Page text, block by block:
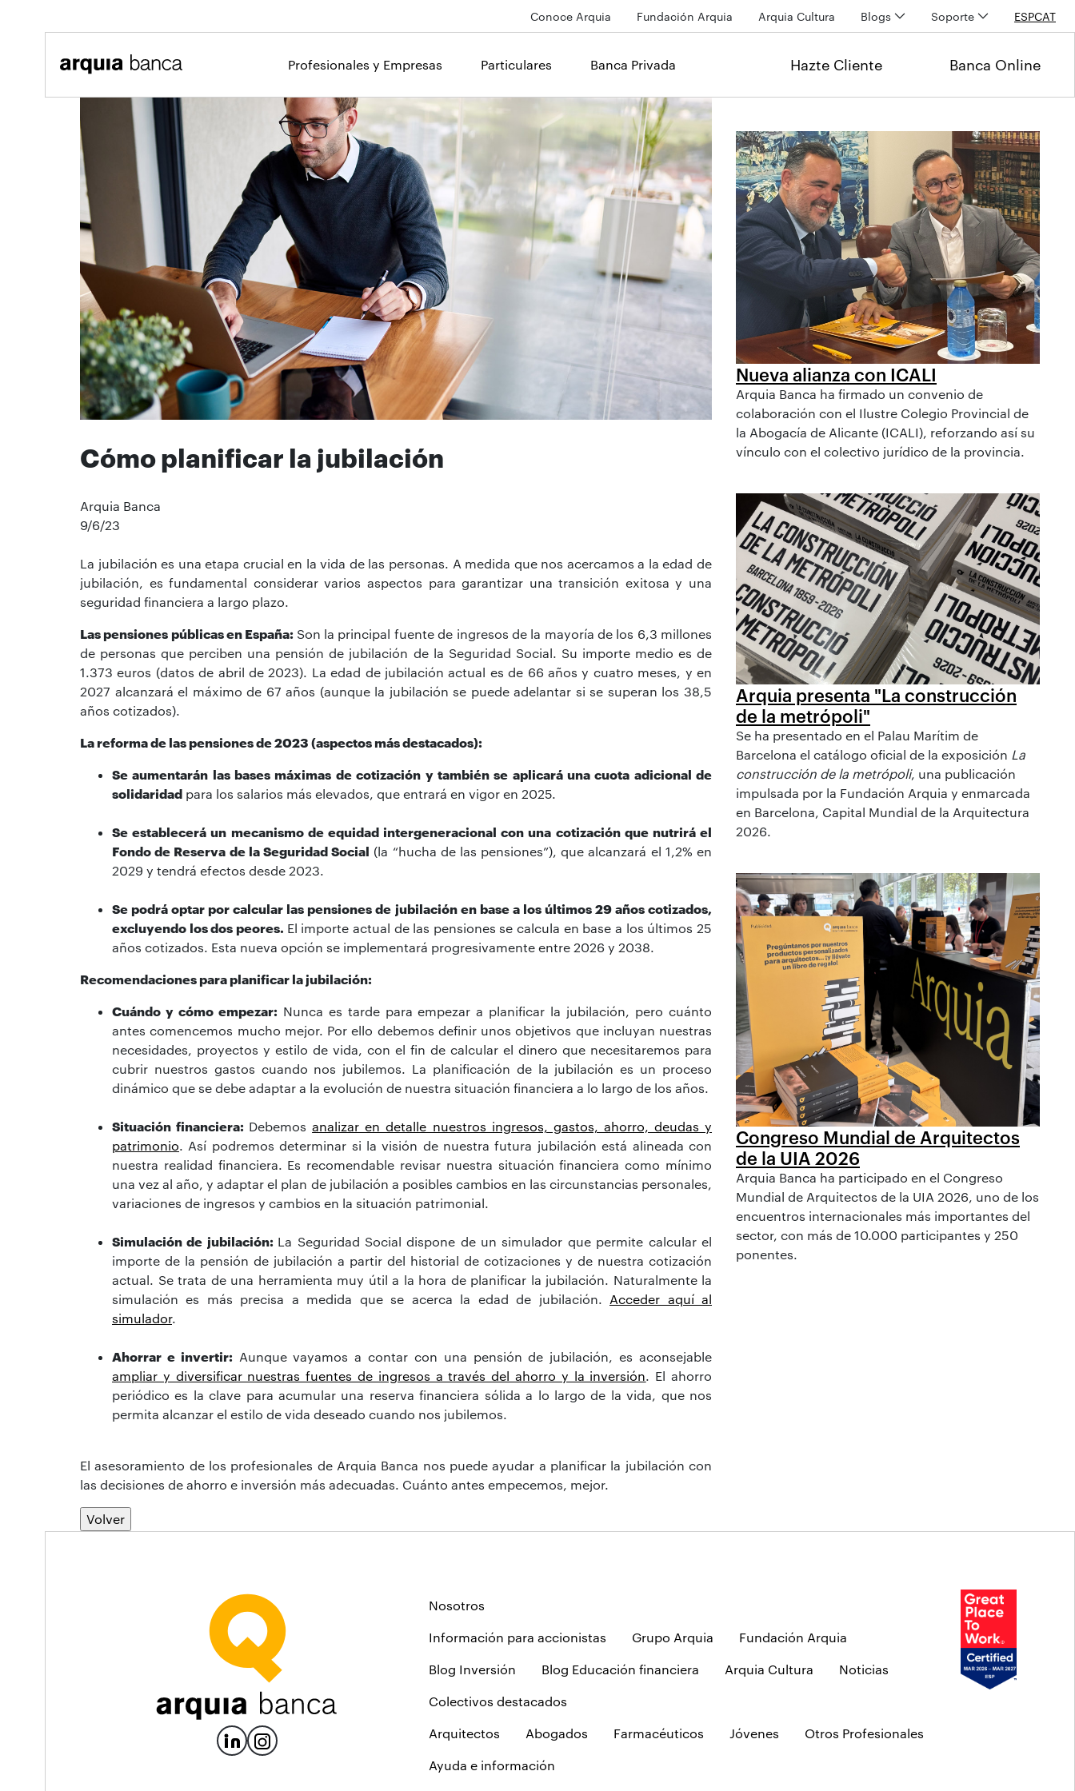
Conoce Arquia Fundación Arquia Arquia Cultura Blogs Soporte ESPCAT
Profesionales y Empresas Particulares Banca Privada Hazte Cliente Banca Online
Cómo planificar la jubilación
Arquia Banca
9/6/23
La jubilación es una etapa crucial en la vida de las personas. A medida que nos acercamos a la edad de
jubilación, es fundamental considerar varios aspectos para garantizar una transición exitosa y una
seguridad financiera a largo plazo.
Las pensiones públicas en España: Son la principal fuente de ingresos de la mayoría de los 6,3 millones
de personas que perciben una pensión de jubilación de la Seguridad Social. Su importe medio es de
1.373 euros (datos de abril de 2023). La edad de jubilación actual es de 66 años y cuatro meses, y en
2027 alcanzará el máximo de 67 años (aunque la jubilación se puede adelantar si se superan los 38,5
años cotizados).
La reforma de las pensiones de 2023 (aspectos más destacados):
Se aumentarán las bases máximas de cotización y también se aplicará una cuota adicional de
solidaridad para los salarios más elevados, que entrará en vigor en 2025.
Se establecerá un mecanismo de equidad intergeneracional con una cotización que nutrirá el
Fondo de Reserva de la Seguridad Social (la “hucha de las pensiones”), que alcanzará el 1,2% en
2029 y tendrá efectos desde 2023.
Se podrá optar por calcular las pensiones de jubilación en base a los últimos 29 años cotizados,
excluyendo los dos peores. El importe actual de las pensiones se calcula en base a los últimos 25
años cotizados. Esta nueva opción se implementará progresivamente entre 2026 y 2038.
Recomendaciones para planificar la jubilación:
Cuándo y cómo empezar: Nunca es tarde para empezar a planificar la jubilación, pero cuánto
antes comencemos mucho mejor. Por ello debemos definir unos objetivos que incluyan nuestras
necesidades, proyectos y estilo de vida, con el fin de calcular el dinero que necesitaremos para
cubrir nuestros gastos cuando nos jubilemos. La planificación de la jubilación es un proceso
dinámico que se debe adaptar a la evolución de nuestra situación financiera a lo largo de los años.
Situación financiera: Debemosanalizar en detalle nuestros ingresos, gastos, ahorro, deudas y
patrimonio. Así podremos determinar si la visión de nuestra futura jubilación está alineada con
nuestra realidad financiera. Es recomendable revisar nuestra situación financiera como mínimo
una vez al año, y adaptar el plan de jubilación a posibles cambios en las circunstancias personales,
variaciones de ingresos y cambios en la situación patrimonial.
Simulación de jubilación: La Seguridad Social dispone de un simulador que permite calcular el
importe de la pensión de jubilación a partir del historial de cotizaciones y de nuestra cotización
actual. Se trata de una herramienta muy útil a la hora de planificar la jubilación. Naturalmente la
simulación es más precisa a medida que se acerca la edad de jubilación. Acceder aquí al
simulador.
Ahorrar e invertir: Aunque vayamos a contar con una pensión de jubilación, es aconsejable
ampliar y diversificar nuestras fuentes de ingresos a través del ahorro y la inversión. El ahorro
periódico es la clave para acumular una reserva financiera sólida a lo largo de la vida, que nos
permita alcanzar el estilo de vida deseado cuando nos jubilemos.
El asesoramiento de los profesionales de Arquia Banca nos puede ayudar a planificar la jubilación con
las decisiones de ahorro e inversión más adecuadas. Cuánto antes empecemos, mejor.
Volver
Nueva alianza con ICALI
Arquia Banca ha firmado un convenio de
colaboración con el Ilustre Colegio Provincial de
la Abogacía de Alicante (ICALI), reforzando así su
vínculo con el colectivo jurídico de la provincia.
Arquia presenta "La construcción
de la metrópoli"
Se ha presentado en el Palau Marítim de
Barcelona el catálogo oficial de la exposición La
construcción de la metrópoli, una publicación
impulsada por la Fundación Arquia y enmarcada
en Barcelona, Capital Mundial de la Arquitectura
2026.
Congreso Mundial de Arquitectos
de la UIA 2026
Arquia Banca ha participado en el Congreso
Mundial de Arquitectos de la UIA 2026, uno de los
encuentros internacionales más importantes del
sector, con más de 10.000 participantes y 250
ponentes.
Nosotros
Información para accionistas Grupo Arquia Fundación Arquia
Blog Inversión Blog Educación financiera Arquia Cultura Noticias
Colectivos destacados
Arquitectos Abogados Farmacéuticos Jóvenes Otros Profesionales
Ayuda e información